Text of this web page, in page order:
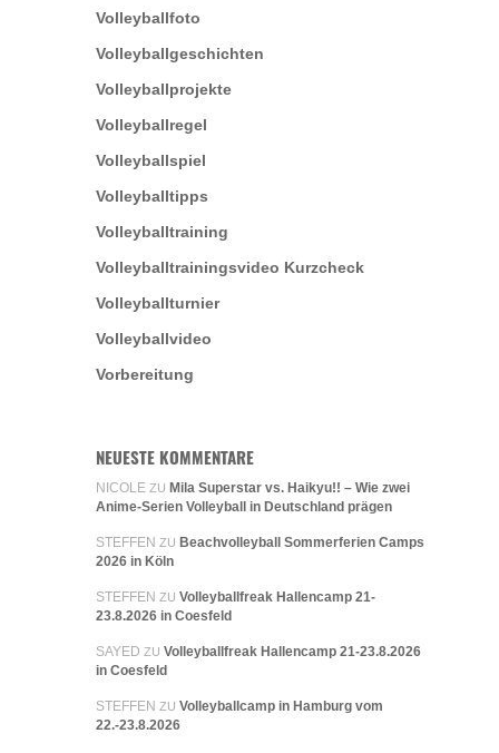
Volleyballfoto
Volleyballgeschichten
Volleyballprojekte
Volleyballregel
Volleyballspiel
Volleyballtipps
Volleyballtraining
Volleyballtrainingsvideo Kurzcheck
Volleyballturnier
Volleyballvideo
Vorbereitung
NEUESTE KOMMENTARE
NICOLE ZU Mila Superstar vs. Haikyu!! – Wie zwei
Anime-Serien Volleyball in Deutschland prägen
STEFFEN ZU Beachvolleyball Sommerferien Camps
2026 in Köln
STEFFEN ZU Volleyballfreak Hallencamp 21-
23.8.2026 in Coesfeld
SAYED ZU Volleyballfreak Hallencamp 21-23.8.2026
in Coesfeld
STEFFEN ZU Volleyballcamp in Hamburg vom
22.-23.8.2026